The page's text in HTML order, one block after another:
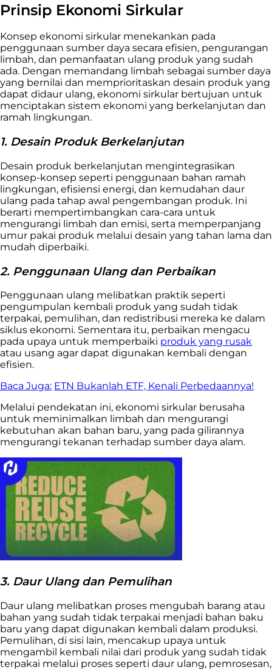
Prinsip Ekonomi Sirkular
Konsep ekonomi sirkular menekankan pada
penggunaan sumber daya secara efisien, pengurangan
limbah, dan pemanfaatan ulang produk yang sudah
ada. Dengan memandang limbah sebagai sumber daya
yang bernilai dan memprioritaskan desain produk yang
dapat didaur ulang, ekonomi sirkular bertujuan untuk
menciptakan sistem ekonomi yang berkelanjutan dan
ramah lingkungan.
1. Desain Produk Berkelanjutan
Desain produk berkelanjutan mengintegrasikan
konsep-konsep seperti penggunaan bahan ramah
lingkungan, efisiensi energi, dan kemudahan daur
ulang pada tahap awal pengembangan produk. Ini
berarti mempertimbangkan cara-cara untuk
mengurangi limbah dan emisi, serta memperpanjang
umur pakai produk melalui desain yang tahan lama dan
mudah diperbaiki.
2. Penggunaan Ulang dan Perbaikan
Penggunaan ulang melibatkan praktik seperti
pengumpulan kembali produk yang sudah tidak
terpakai, pemulihan, dan redistribusi mereka ke dalam
siklus ekonomi. Sementara itu, perbaikan mengacu
pada upaya untuk memperbaiki produk yang rusak
atau usang agar dapat digunakan kembali dengan
efisien.
Baca Juga: ETN Bukanlah ETF, Kenali Perbedaannya!
Melalui pendekatan ini, ekonomi sirkular berusaha
untuk meminimalkan limbah dan mengurangi
kebutuhan akan bahan baru, yang pada gilirannya
mengurangi tekanan terhadap sumber daya alam.
3. Daur Ulang dan Pemulihan
Daur ulang melibatkan proses mengubah barang atau
bahan yang sudah tidak terpakai menjadi bahan baku
baru yang dapat digunakan kembali dalam produksi.
Pemulihan, di sisi lain, mencakup upaya untuk
mengambil kembali nilai dari produk yang sudah tidak
terpakai melalui proses seperti daur ulang, pemrosesan,